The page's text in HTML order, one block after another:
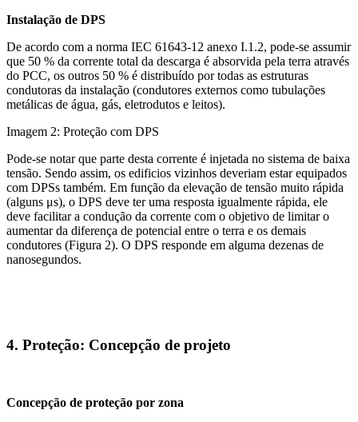
Instalação de DPS
De acordo com a norma IEC 61643-12 anexo I.1.2, pode-se assumir
que 50 % da corrente total da descarga é absorvida pela terra através
do PCC, os outros 50 % é distribuído por todas as estruturas
condutoras da instalação (condutores externos como tubulações
metálicas de água, gás, eletrodutos e leitos).
Imagem 2: Proteção com DPS
Pode-se notar que parte desta corrente é injetada no sistema de baixa
tensão. Sendo assim, os edificios vizinhos deveriam estar equipados
com DPSs também. Em função da elevação de tensão muito rápida
(alguns μs), o DPS deve ter uma resposta igualmente rápida, ele
deve facilitar a condução da corrente com o objetivo de limitar o
aumentar da diferença de potencial entre o terra e os demais
condutores (Figura 2). O DPS responde em alguma dezenas de
nanosegundos.
4. Proteção: Concepção de projeto
Concepção de proteção por zona